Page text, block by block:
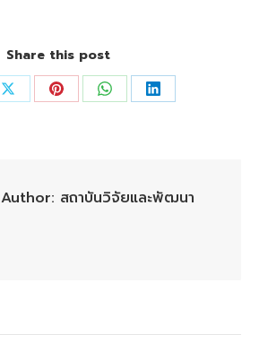
Share this post
Share Share Share Share
Author: สถาบันวิจัยและพัฒนา